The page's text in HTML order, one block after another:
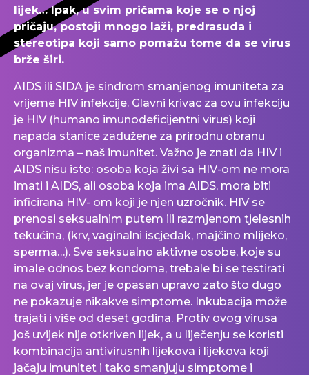
lijek… Ipak, u svim pričama koje se o njoj
pričaju, postoji mnogo laži, predrasuda i
stereotipa koji samo pomažu tome da se virus
brže širi.
AIDS ili SIDA je sindrom smanjenog imuniteta za
vrijeme HIV infekcije. Glavni krivac za ovu infekciju
je HIV (humano imunodeficijentni virus) koji
napada stanice zadužene za prirodnu obranu
organizma – naš imunitet. Važno je znati da HIV i
AIDS nisu isto: osoba koja živi sa HIV-om ne mora
imati i AIDS, ali osoba koja ima AIDS, mora biti
inficirana HIV- om koji je njen uzročnik. HIV se
prenosi seksualnim putem ili razmjenom tjelesnih
tekućina, (krv, vaginalni iscjedak, majčino mlijeko,
sperma…). Sve seksualno aktivne osobe, koje su
imale odnos bez kondoma, trebale bi se testirati
na ovaj virus, jer je opasan upravo zato što dugo
ne pokazuje nikakve simptome. Inkubacija može
trajati i više od deset godina. Protiv ovog virusa
još uvijek nije otkriven lijek, a u liječenju se koristi
kombinacija antivirusnih lijekova i lijekova koji
jačaju imunitet i tako smanjuju simptome i